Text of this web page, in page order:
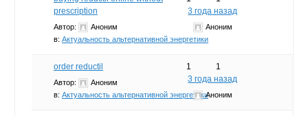
prescription
Автор:
Аноним
в: Актуальность альтернативной энергетики
3 года назад
Аноним
order reductil
Автор:
Аноним
в: Актуальность альтернативной энергетики
1
1
3 года назад
Аноним